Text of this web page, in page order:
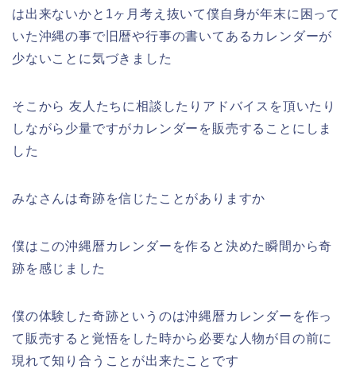
は出来ないかと1ヶ月考え抜いて僕自身が年末に困って
いた沖縄の事で旧暦や行事の書いてあるカレンダーが
少ないことに気づきました
そこから 友人たちに相談したりアドバイスを頂いたり
しながら少量ですがカレンダーを販売することにしま
した
みなさんは奇跡を信じたことがありますか
僕はこの沖縄暦カレンダーを作ると決めた瞬間から奇
跡を感じました
僕の体験した奇跡というのは沖縄暦カレンダーを作っ
て販売すると覚悟をした時から必要な人物が目の前に
現れて知り合うことが出来たことです